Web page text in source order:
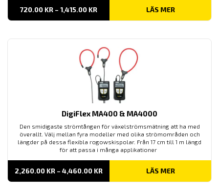
720.00 KR – 1,415.00 KRPRISINTERVALL:
TILL
LÄS MER
DigiFlex MA400 & MA4000
Den smidigaste strömtången för växelströmsmätning att ha med
överallt. Välj mellan fyra modeller med olika strömområden och
längder på dessa flexibla rogowskispolar. Från 17 cm till 1 m längd
för att passa i många applikationer
2,260.00 KR – 4,460.00 KRPRISINTERVALL:
TILL
LÄS MER